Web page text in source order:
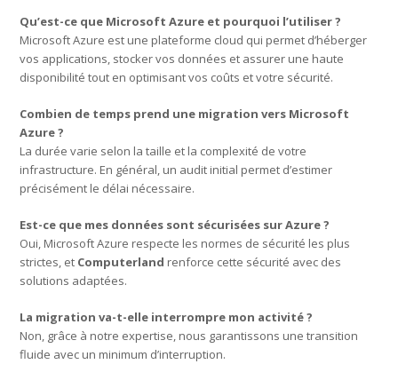
Qu’est-ce que Microsoft Azure et pourquoi l’utiliser ?
Microsoft Azure est une plateforme cloud qui permet d’héberger
vos applications, stocker vos données et assurer une haute
disponibilité tout en optimisant vos coûts et votre sécurité.
Combien de temps prend une migration vers Microsoft
Azure ?
La durée varie selon la taille et la complexité de votre
infrastructure. En général, un audit initial permet d’estimer
précisément le délai nécessaire.
Est-ce que mes données sont sécurisées sur Azure ?
Oui, Microsoft Azure respecte les normes de sécurité les plus
strictes, et Computerland renforce cette sécurité avec des
solutions adaptées.
La migration va-t-elle interrompre mon activité ?
Non, grâce à notre expertise, nous garantissons une transition
fluide avec un minimum d’interruption.